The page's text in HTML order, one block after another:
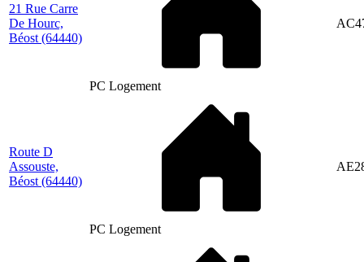
21 Rue Carre
De Hourc,
Béost (64440)
PC Logement
Route D
Assouste,
Béost (64440)
PC Logement